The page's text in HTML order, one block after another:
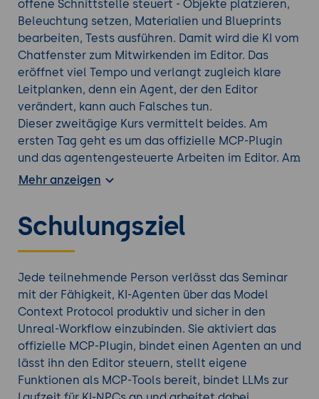
offene Schnittstelle steuert - Objekte platzieren,
Beleuchtung setzen, Materialien und Blueprints
bearbeiten, Tests ausführen. Damit wird die KI vom
Chatfenster zum Mitwirkenden im Editor. Das
eröffnet viel Tempo und verlangt zugleich klare
Leitplanken, denn ein Agent, der den Editor
verändert, kann auch Falsches tun.
Dieser zweitägige Kurs vermittelt beides. Am
ersten Tag geht es um das offizielle MCP-Plugin
und das agentengesteuerte Arbeiten im Editor. Am
zweiten Tag kommen eigene Tools, die LLM-
Grenze gezogen: Das MCP-Plugin ist ein
Entwicklungswerkzeug, kein Laufzeitsystem und
Entdecken Sie auch unsere anderenKI Schulungen
Mehr anzeigen
Schulungsziel
Jede teilnehmende Person verlässt das Seminar
mit der Fähigkeit, KI-Agenten über das Model
Context Protocol produktiv und sicher in den
Unreal-Workflow einzubinden. Sie aktiviert das
offizielle MCP-Plugin, bindet einen Agenten an und
lässt ihn den Editor steuern, stellt eigene
Funktionen als MCP-Tools bereit, bindet LLMs zur